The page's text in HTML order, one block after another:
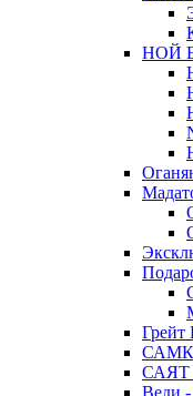
НОЙ
САЯТ
Веди